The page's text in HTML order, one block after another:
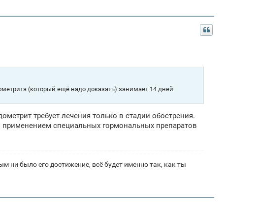
(который ещё надо доказать) занимает 14 дней
требует лечения только в стадии обострения.
специальных гормональных препаратов
ни было его достижение, всё будет именно так, как ты